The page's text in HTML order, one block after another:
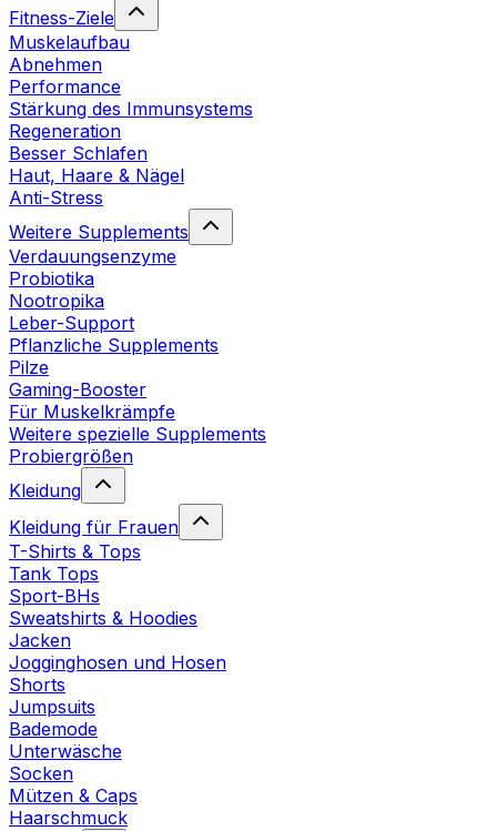
Fitness-Ziele
Muskelaufbau
Abnehmen
Performance
Stärkung des Immunsystems
Regeneration
Besser Schlafen
Haut, Haare & Nägel
Anti-Stress
Weitere Supplements
Verdauungsenzyme
Probiotika
Nootropika
Leber-Support
Pflanzliche Supplements
Pilze
Gaming-Booster
Für Muskelkrämpfe
Weitere spezielle Supplements
Probiergrößen
Kleidung
Kleidung für Frauen
T-Shirts & Tops
Tank Tops
Sport-BHs
Sweatshirts & Hoodies
Jacken
Jogginghosen und Hosen
Shorts
Jumpsuits
Bademode
Unterwäsche
Socken
Mützen & Caps
Haarschmuck